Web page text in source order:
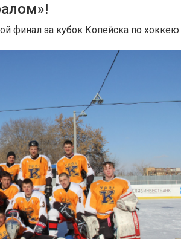
финал за кубок Копейска по хоккею.